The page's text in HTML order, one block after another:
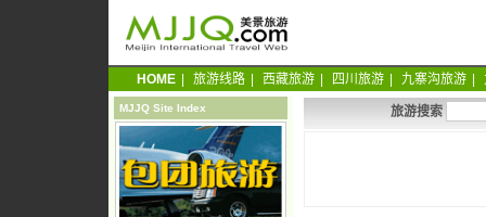
HOME 旅游线路 西藏旅游 四川旅游 九寨沟旅游
旅游搜索
MJJQ Site Index